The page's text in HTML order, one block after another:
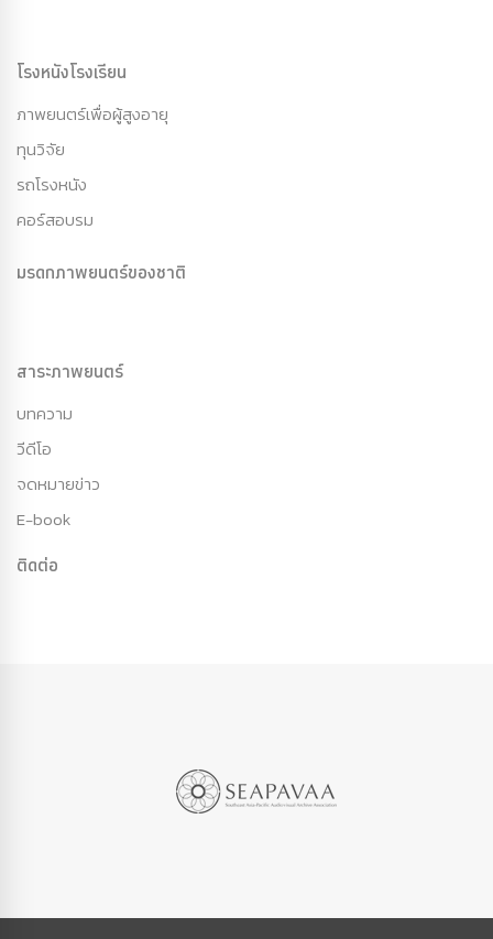
โรงหนังโรงเรียน
ภาพยนตร์เพื่อผู้สูงอายุ
ทุนวิจัย
รถโรงหนัง
คอร์สอบรม
มรดกภาพยนตร์ของชาติ
สาระภาพยนตร์
บทความ
วีดีโอ
จดหมายข่าว
E-book
ติดต่อ